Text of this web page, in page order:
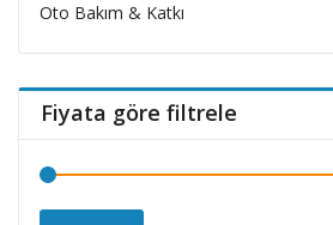
Oto Bakım & Katkı
Fiyata göre filtrele